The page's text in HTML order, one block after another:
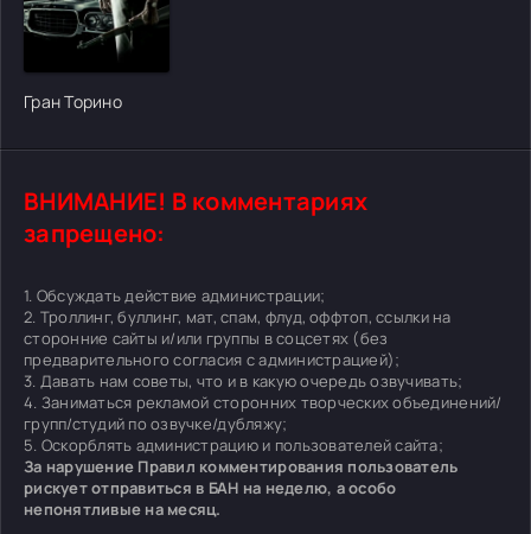
[/xfgiven_cvh_poster_urlcvh_poster_url]
Гран Торино
ВНИМАНИЕ! В комментариях
запрещено:
1. Обсуждать действие администрации;
2. Троллинг, буллинг, мат, спам, флуд, оффтоп, ссылки на
сторонние сайты и/или группы в соцсетях (без
предварительного согласия с администрацией);
3. Давать нам советы, что и в какую очередь озвучивать;
4. Заниматься рекламой сторонних творческих объединений/
групп/студий по озвучке/дубляжу;
5. Оскорблять администрацию и пользователей сайта;
За нарушение Правил комментирования пользователь
рискует отправиться в БАН на неделю, а особо
непонятливые на месяц.